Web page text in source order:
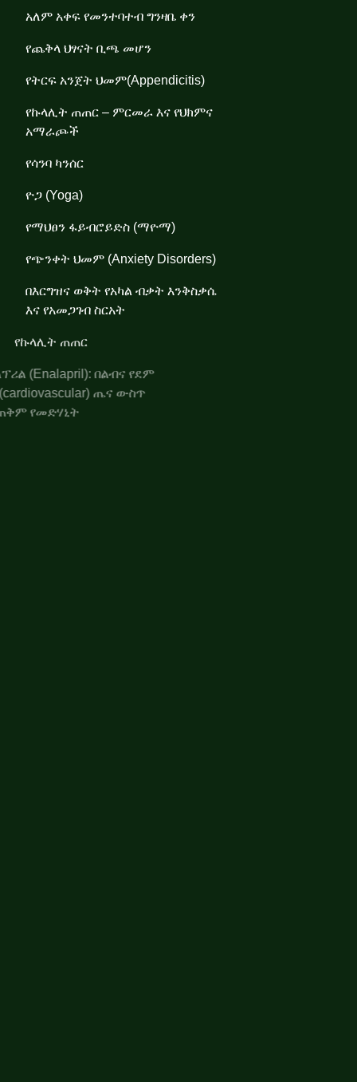
አለም አቀፍ የመንተባተብ ግንዛቤ ቀን
የጨቅላ ህፃናት ቢጫ መሆን
የትርፍ አንጀት ህመም(Appendicitis)
የኩላሊት ጠጠር – ምርመራ እና የህክምና
አማራጮች
የሳንባ ካንሰር
ዮጋ (Yoga)
የማህፀን ፋይብሮይድስ (ማዮማ)
የጭንቀት ህመም (Anxiety Disorders)
በእርግዝና ወቅት የአካል ብቃት እንቅስቃሴ
እና የአመጋገብ ስርአት
የኩላሊት ጠጠር
ኤንላፕሪል (Enalapril): በልብና የደም
ሥር (cardiovascular) ጤና ውስጥ
የሚጠቅም የመድሃኒት